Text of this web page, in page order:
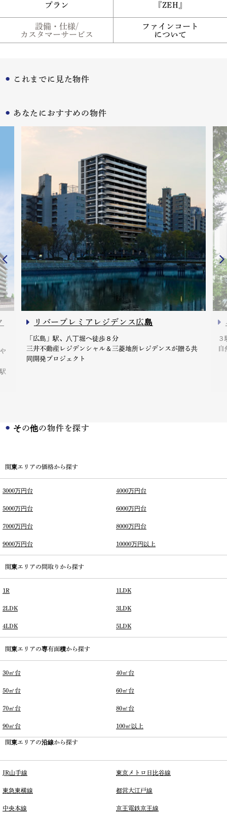
プラン 『ZEH』
設備・仕様/
カスタマーサービス
ファインコート
について
これまでに見た物件
あなたにおすすめの物件
リバープレミアレジデンス広島
「広島」駅、八丁堀へ徒歩８分
三井不動産レジデンシャル＆三菱地所レジデンスが贈る共
同開発プロジェクト
３
自
その他の物件を探す
関東エリアの価格から探す
3000万円台 4000万円台
5000万円台 6000万円台
7000万円台 8000万円台
9000万円台 10000万円以上
関東エリアの間取りから探す
1R 1LDK
2LDK 3LDK
4LDK 5LDK
関東エリアの専有面積から探す
30㎡台 40㎡台
50㎡台 60㎡台
70㎡台 80㎡台
90㎡台 100㎡以上
関東エリアの沿線から探す
JR山手線 東京メトロ日比谷線
東急東横線 都営大江戸線
中央本線 京王電鉄京王線